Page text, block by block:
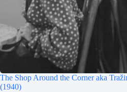
The Shop Around the Corner aka
(1940)